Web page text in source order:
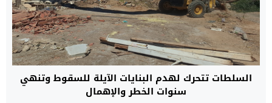
السلطات تتحرك لهدم البنايات الآيلة للسقوط وتنهي
سنوات الخطر والإهمال